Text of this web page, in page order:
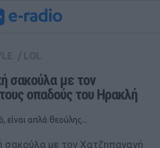
σακούλα με τον
οπαδούς του Ηρακλή
είναι απλά θεούλης...